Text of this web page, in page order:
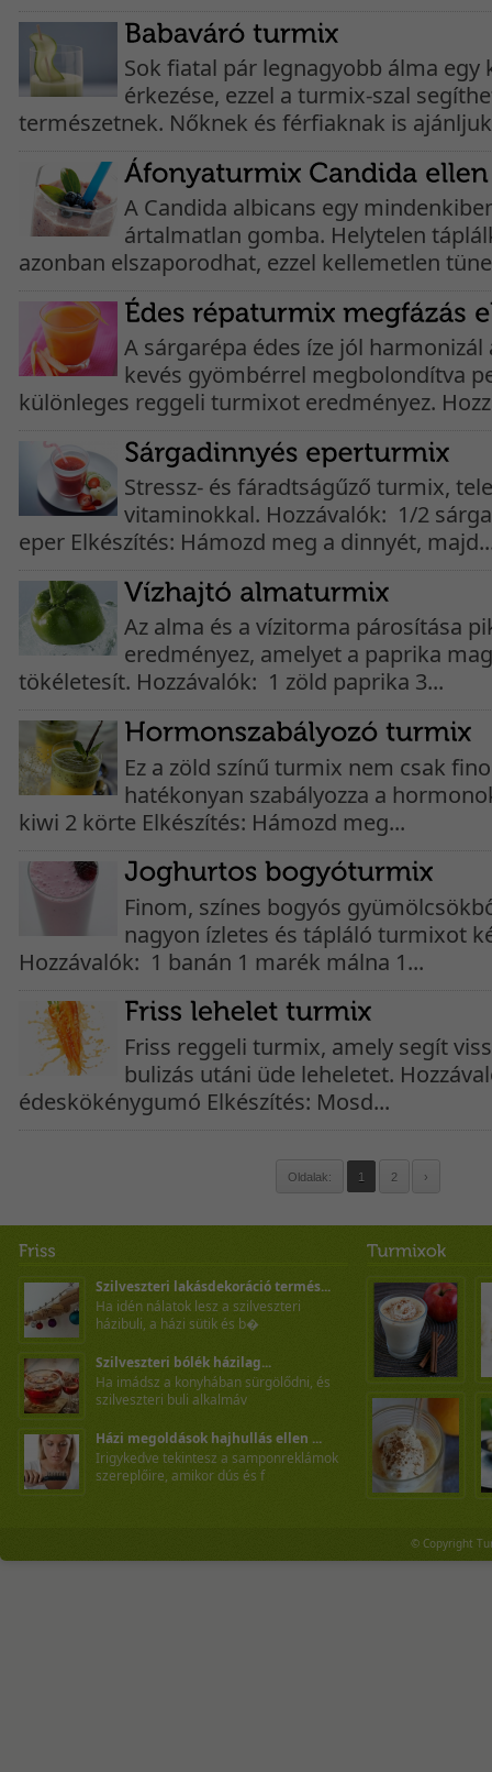
Sok fiatal pár legnagyobb álma
érkezése, ezzel a turmix-szal
természetnek. Nőknek és férfiaknak is
A Candida albicans egy
ártalmatlan gomba. Helytelen
azonban elszaporodhat, ezzel kellemetlen
A sárgarépa édes íze jól harmonizál
kevés gyömbérrel megbolondítva
különleges reggeli turmixot eredményez.
Stressz- és fáradtságűző turmix,
vitaminokkal. Hozzávalók: 1/2
eper Elkészítés: Hámozd meg a dinnyét,
Az alma és a vízitorma párosítása
eredményez, amelyet a paprika
tökéletesít. Hozzávalók: 1 zöld paprika 3...
Ez a zöld színű turmix nem csak
hatékonyan szabályozza a
kiwi 2 körte Elkészítés: Hámozd meg...
Finom, színes bogyós
nagyon ízletes és tápláló turmixot
Hozzávalók: 1 banán 1 marék málna 1...
Friss reggeli turmix, amely segít
bulizás utáni üde leheletet.
édeskökénygumó Elkészítés: Mosd...
Oldalak: 1 2 ›
Szilveszteri lakásdekoráció termés...
Ha idén nálatok lesz a szilveszteri
házibuli, a házi sütik és b�
Szilveszteri bólék házilag...
Ha imádsz a konyhában sürgölődni, és
szilveszteri buli alkalmáv
Házi megoldások hajhullás ellen ...
Irigykedve tekintesz a samponreklámok
szereplőire, amikor dús és f
© Copyright